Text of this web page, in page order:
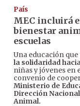
País
MEC incluirá
bienestar
escuelas
Una educación
la solidaridad
niñas y jóvenes en
convenio de
Ministerio de
Dirección
Animal.